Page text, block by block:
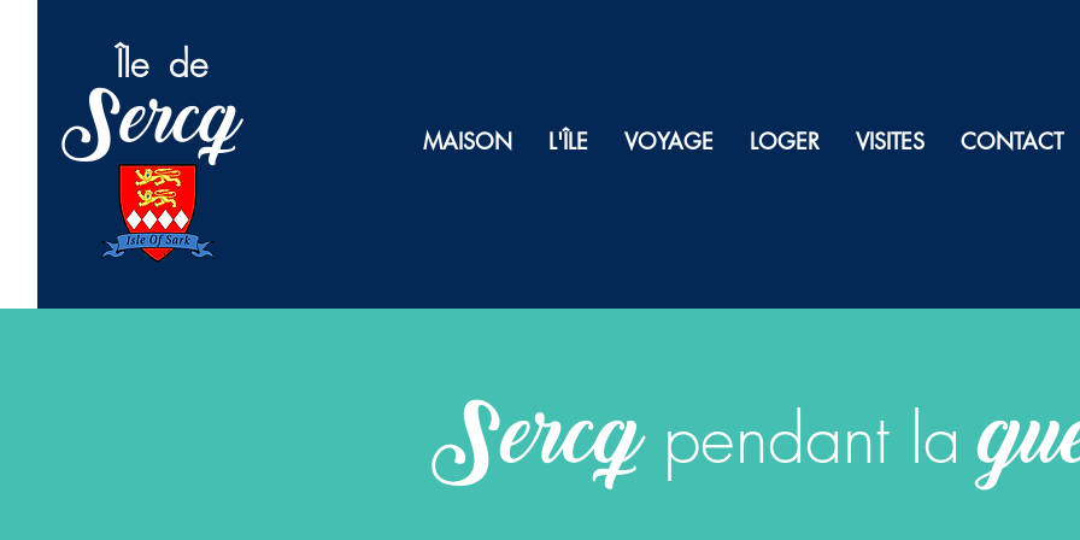
Île de
Sercq MAISON L'ÎLE VOYAGE LOGER VISITES CONTACT
Sercqpendant la